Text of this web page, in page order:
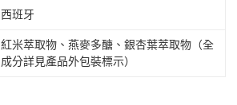
西班牙
紅米萃取物、燕麥多醣、銀杏葉萃取物（全
成分詳見產品外包裝標示）